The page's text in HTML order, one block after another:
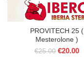
PROVITECH 25 (
Mesterolone )
€25.00 O
€20.00O